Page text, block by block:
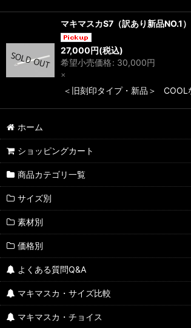
マキマスカS7（訳あり新品NO.1）
27,000円(税込)
希望小売価格: 30,000円
×
＜旧刻印タイプ・新品＞
ホーム
ショッピングカート
商品カテゴリ一覧
サイズ別
素材別
価格別
よくある質問Q&A
マキマスカ・サイズ比較
マキマスカ・チョイス